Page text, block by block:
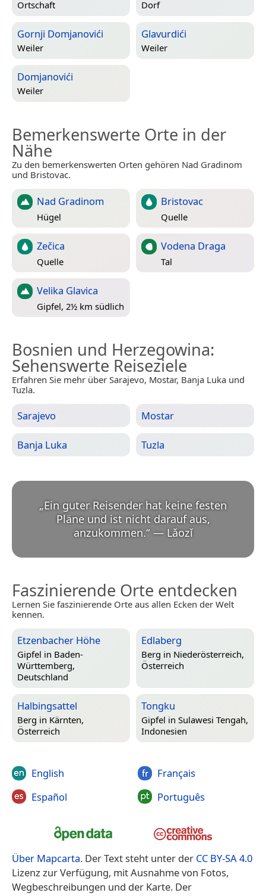
Ortschaft Dorf
Gornji Domjanovići
Weiler
Glavurdići
Weiler
Domjanovići
Weiler
Bemerkenswerte Orte in der
Nähe
Zu den bemerkenswerten Orten gehören Nad Gradinom
und Bristovac.
Nad Gradinom
Hügel
Bristovac
Quelle
Zečica
Quelle
Vodena Draga
Tal
Velika Glavica
Gipfel, 2½ km südlich
Bosnien und Herzegowina:
Sehenswerte Reiseziele
Erfahren Sie mehr über Sarajevo, Mostar, Banja Luka und
Tuzla.
Sarajevo Mostar
Banja Luka Tuzla
„Ein guter Reisender hat keine festen
Pläne und ist nicht darauf aus,
anzukommen.“ — Lǎozǐ
Faszinierende Orte entdecken
Lernen Sie faszinierende Orte aus allen Ecken der Welt
kennen.
Etzenbacher Höhe
Gipfel in Baden-
Württemberg,
Deutschland
Edlaberg
Berg in Niederösterreich,
Österreich
Halbingsattel
Berg in Kärnten,
Österreich
Tongku
Gipfel in Sulawesi Tengah,
Indonesien
English
Español
Français
Português
Über Mapcarta. Der Text steht unter der CC BY-SA 4.0
Lizenz zur Verfügung, mit Ausnahme von Fotos,
Wegbeschreibungen und der Karte. Der